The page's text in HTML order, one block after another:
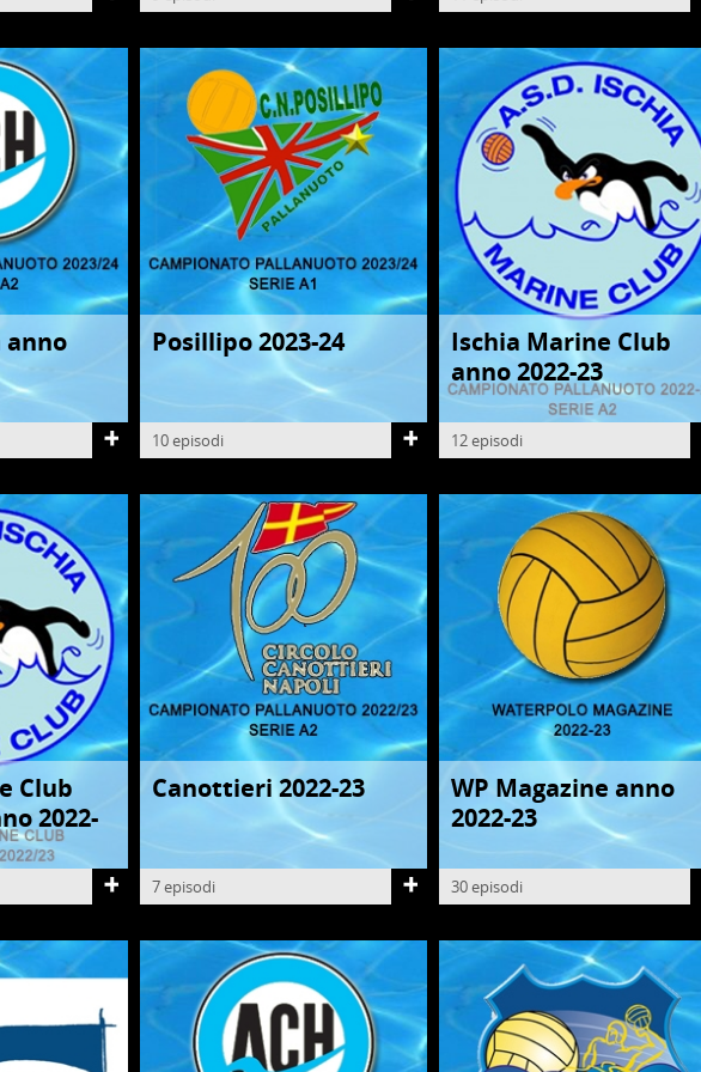
anno
PALLANUOTO
Posillipo 2023-24
10 episodi
PALLANUOTO
Ischia Marine Club
anno 2022-23
12 episodi
Club
2022-
PALLANUOTO
Canottieri 2022-23
7 episodi
PALLANUOTO
WP Magazine anno
2022-23
30 episodi